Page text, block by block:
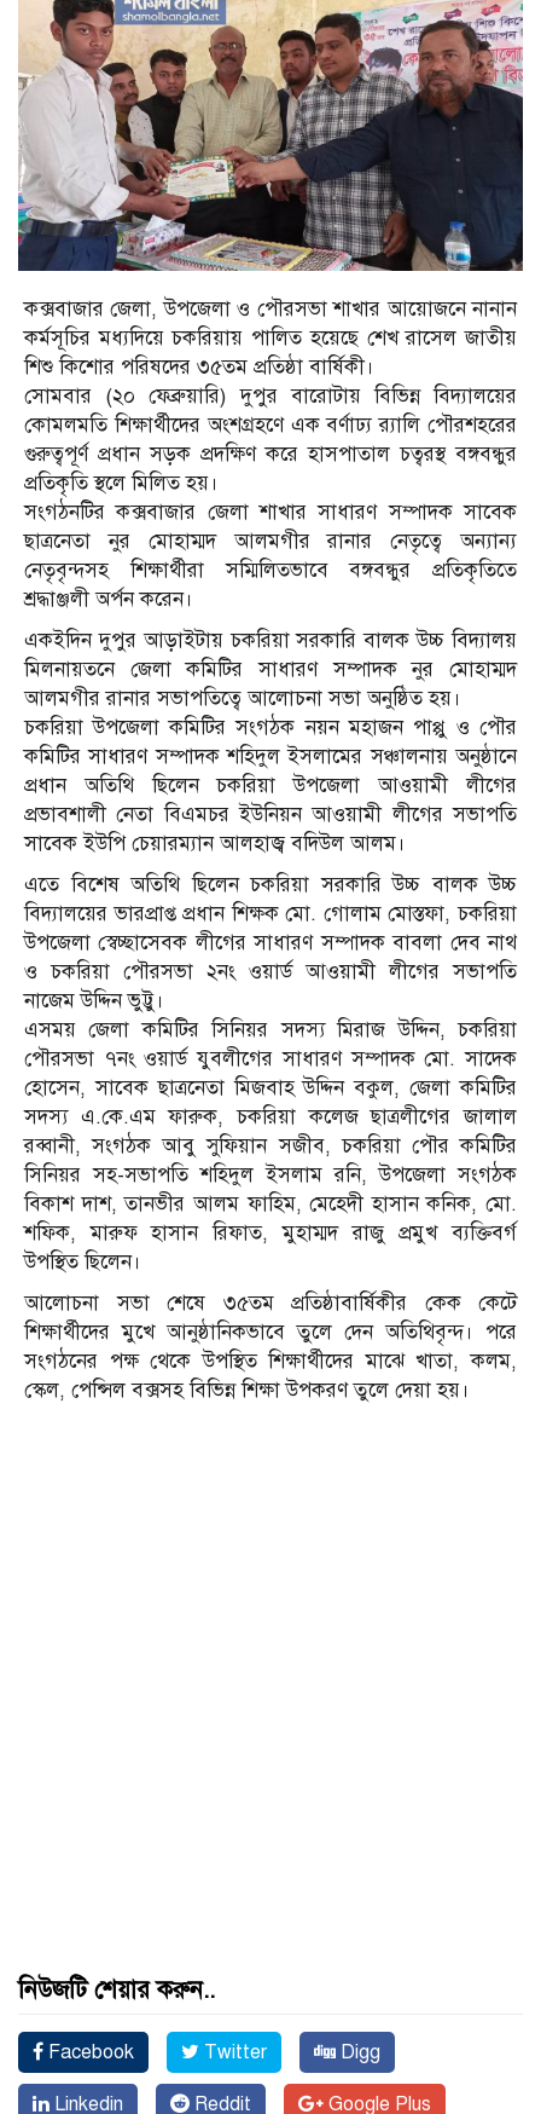
কক্সবাজার জেলা, উপজেলা ও পৌরসভা শাখার আয়োজনে নানান
কর্মসূচির মধ্যদিয়ে চকরিয়ায় পালিত হয়েছে শেখ রাসেল জাতীয়
শিশু কিশোর পরিষদের ৩৫তম প্রতিষ্ঠা বার্ষিকী।
সোমবার (২০ ফেব্রুয়ারি) দুপুর বারোটায় বিভিন্ন বিদ্যালয়ের
কোমলমতি শিক্ষার্থীদের অংশগ্রহণে এক বর্ণাঢ্য র‌্যালি পৌরশহরের
গুরুত্বপূর্ণ প্রধান সড়ক প্রদক্ষিণ করে হাসপাতাল চত্বরস্থ বঙ্গবন্ধুর
প্রতিকৃতি স্থলে মিলিত হয়।
সংগঠনটির কক্সবাজার জেলা শাখার সাধারণ সম্পাদক সাবেক
ছাত্রনেতা নুর মোহাম্মদ আলমগীর রানার নেতৃত্বে অন্যান্য
নেতৃবৃন্দসহ শিক্ষার্থীরা সম্মিলিতভাবে বঙ্গবন্ধুর প্রতিকৃতিতে
শ্রদ্ধাঞ্জলী অর্পন করেন।
একইদিন দুপুর আড়াইটায় চকরিয়া সরকারি বালক উচ্চ বিদ্যালয়
মিলনায়তনে জেলা কমিটির সাধারণ সম্পাদক নুর মোহাম্মদ
আলমগীর রানার সভাপতিত্বে আলোচনা সভা অনুষ্ঠিত হয়।
চকরিয়া উপজেলা কমিটির সংগঠক নয়ন মহাজন পাপ্পু ও পৌর
কমিটির সাধারণ সম্পাদক শহিদুল ইসলামের সঞ্চালনায় অনুষ্ঠানে
প্রধান অতিথি ছিলেন চকরিয়া উপজেলা আওয়ামী লীগের
প্রভাবশালী নেতা বিএমচর ইউনিয়ন আওয়ামী লীগের সভাপতি
সাবেক ইউপি চেয়ারম্যান আলহাজ্ব বদিউল আলম।
এতে বিশেষ অতিথি ছিলেন চকরিয়া সরকারি উচ্চ বালক উচ্চ
বিদ্যালয়ের ভারপ্রাপ্ত প্রধান শিক্ষক মো. গোলাম মোস্তফা, চকরিয়া
উপজেলা স্বেচ্ছাসেবক লীগের সাধারণ সম্পাদক বাবলা দেব নাথ
ও চকরিয়া পৌরসভা ২নং ওয়ার্ড আওয়ামী লীগের সভাপতি
নাজেম উদ্দিন ভুট্টু।
এসময় জেলা কমিটির সিনিয়র সদস্য মিরাজ উদ্দিন, চকরিয়া
পৌরসভা ৭নং ওয়ার্ড যুবলীগের সাধারণ সম্পাদক মো. সাদেক
হোসেন, সাবেক ছাত্রনেতা মিজবাহ উদ্দিন বকুল, জেলা কমিটির
সদস্য এ.কে.এম ফারুক, চকরিয়া কলেজ ছাত্রলীগের জালাল
রব্বানী, সংগঠক আবু সুফিয়ান সজীব, চকরিয়া পৌর কমিটির
সিনিয়র সহ-সভাপতি শহিদুল ইসলাম রনি, উপজেলা সংগঠক
বিকাশ দাশ, তানভীর আলম ফাহিম, মেহেদী হাসান কনিক, মো.
শফিক, মারুফ হাসান রিফাত, মুহাম্মদ রাজু প্রমুখ ব্যক্তিবর্গ
উপস্থিত ছিলেন।
আলোচনা সভা শেষে ৩৫তম প্রতিষ্ঠাবার্ষিকীর কেক কেটে
শিক্ষার্থীদের মুখে আনুষ্ঠানিকভাবে তুলে দেন অতিথিবৃন্দ। পরে
সংগঠনের পক্ষ থেকে উপস্থিত শিক্ষার্থীদের মাঝে খাতা, কলম,
স্কেল, পেন্সিল বক্সসহ বিভিন্ন শিক্ষা উপকরণ তুলে দেয়া হয়।
নিউজটি শেয়ার করুন..
Facebook Twitter Digg
Linkedin Reddit Google Plus